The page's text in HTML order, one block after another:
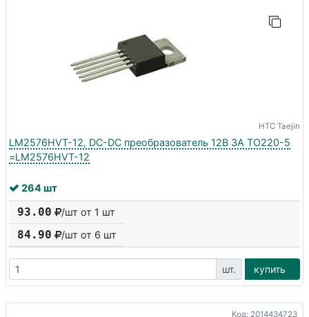
HTC Taejin
LM2576HVT-12, DC-DC преобразователь 12В 3A TO220-5
=LM2576HVT-12
264 шт
93.00 /шт от 1 шт
84.90 /шт от 6 шт
шт. купить
Код: 2014434723